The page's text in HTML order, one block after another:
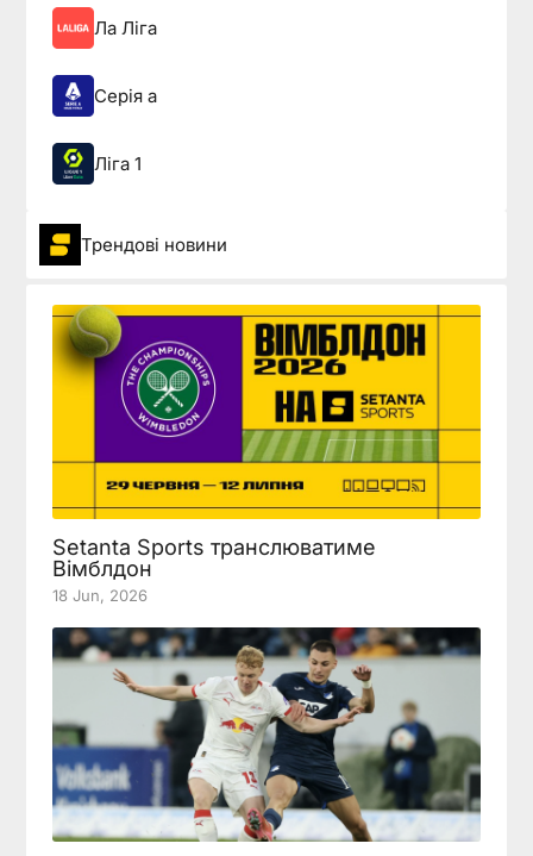
Ла Ліга
Серія а
Ліга 1
Трендові новини
Setanta Sports транслюватиме
Вімблдон
18 Jun, 2026